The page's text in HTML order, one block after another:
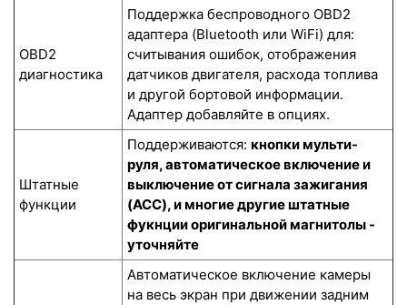
OBD2
диагностика
Поддержка беспроводного OBD2
адаптера (Bluetooth или WiFi) для:
считывания ошибок, отображения
датчиков двигателя, расхода топлива
и другой бортовой информации.
Адаптер добавляйте в опциях.
Штатные
функции
Поддерживаются: кнопки мульти-
руля, автоматическое включение и
выключение от сигнала зажигания
(ACC), и многие другие штатные
фукнции оригинальной магнитолы -
уточняйте
Автоматическое включение камеры
на весь экран при движении задним